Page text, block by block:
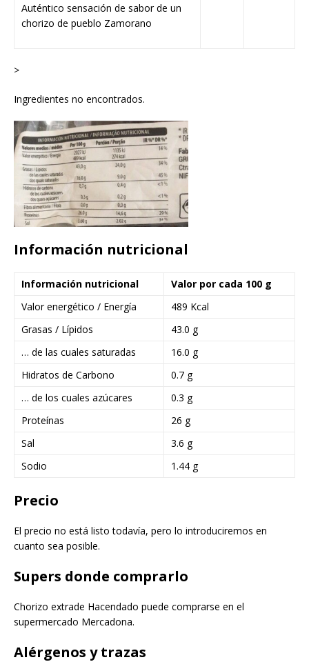
Auténtico sensación de sabor de un
chorizo de pueblo Zamorano
>
Ingredientes no encontrados.
Información nutricional
Información nutricional
Valor por cada 100 g
Valor energético / Energía
489 Kcal
Grasas / Lípidos
43.0 g
… de las cuales saturadas
16.0 g
Hidratos de Carbono
0.7 g
… de los cuales azúcares
0.3 g
Proteínas
26 g
Sal
3.6 g
Sodio
1.44 g
Precio
El precio no está listo todavía, pero lo introduciremos en
cuanto sea posible.
Supers donde comprarlo
Chorizo extrade Hacendado puede comprarse en el
supermercado Mercadona.
Alérgenos y trazas